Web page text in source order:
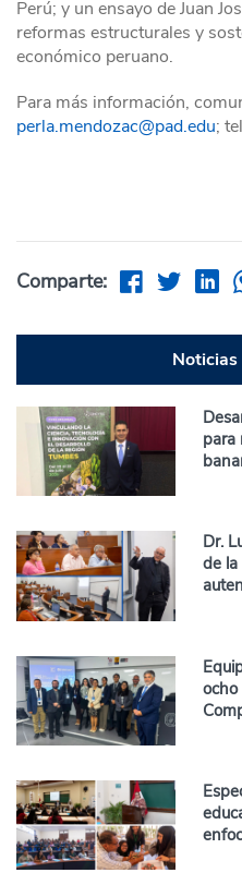
Perú; y un ensayo de Juan
reformas estructurales y
económico peruano.
Para más información,
perla.mendozac@pad.edu;
Comparte:
para
Dr.
de